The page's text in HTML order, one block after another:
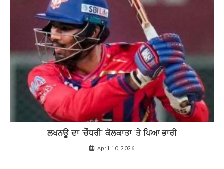
ਲਖਨਊ ਦਾ ‘ਚੌਧਰੀ’ ਕੋਲਕਾਤਾ ‘ਤੇ ਪਿਆ ਭਾਰੀ
April 10, 2026